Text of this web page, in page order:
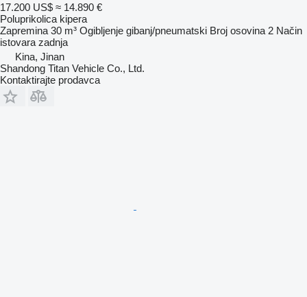
17.200 US$ ≈ 14.890 €
Poluprikolica kipera
Zapremina 30 m³ Ogibljenje gibanj/pneumatski Broj osovina 2 Način
istovara zadnja
Kina, Jinan
Shandong Titan Vehicle Co., Ltd.
Kontaktirajte prodavca